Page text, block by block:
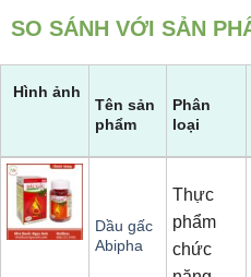
SO SÁNH VỚI SẢN
Hình ảnh
Tên sản
phẩm
Phân
loại
Dầu gấc
Abipha
Thực
phẩm
chức